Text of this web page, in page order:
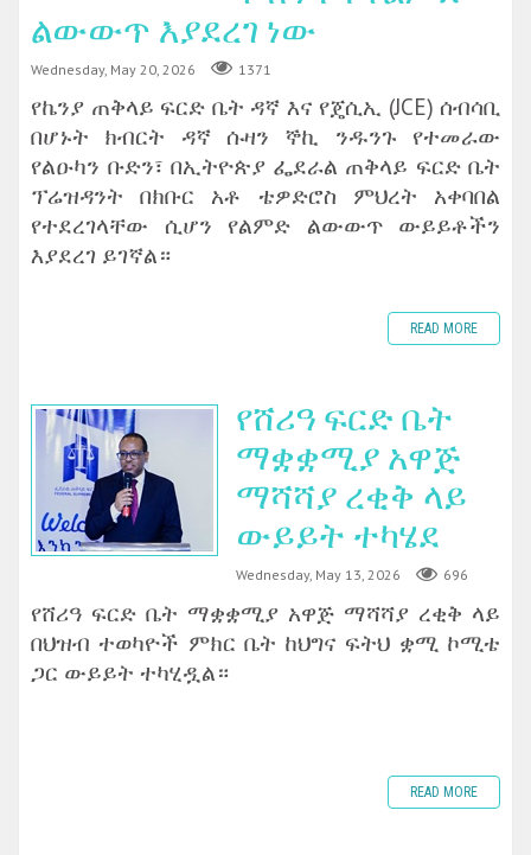
ልውውጥ እያደረገ ነው
Wednesday, May 20, 2026 1371
የኬንያ ጠቅላይ ፍርድ ቤት ዳኛ እና የጄሲኢ (JCE) ሰብሳቢ
በሆኑት ክብርት ዳኛ ሱዛን ኞኪ ንዱንጉ የተመራው
የልዑካን ቡድን፣ በኢትዮጵያ ፌደራል ጠቅላይ ፍርድ ቤት
ፕሬዝዳንት በክቡር አቶ ቴዎድሮስ ምህረት አቀባበል
የተደረገላቸው ሲሆን የልምድ ልውውጥ ውይይቶችን
እያደረገ ይገኛል።
READ MORE
‎የሸሪዓ ፍርድ ቤት
ማቋቋሚያ አዋጅ
ማሻሻያ ረቂቅ ላይ
ውይይት ተካሄደ
Wednesday, May 13, 2026 696
‎የሸሪዓ ፍርድ ቤት ማቋቋሚያ አዋጅ ማሻሻያ ረቂቅ ላይ
በህዝብ ተወካዮች ምክር ቤት ከህግና ፍትህ ቋሚ ኮሚቴ
ጋር ውይይት ተካሂዷል።
READ MORE